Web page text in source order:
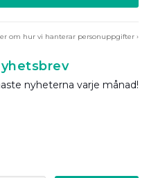
om hur vi hanterar personuppgifter ›
nyheterna varje månad!